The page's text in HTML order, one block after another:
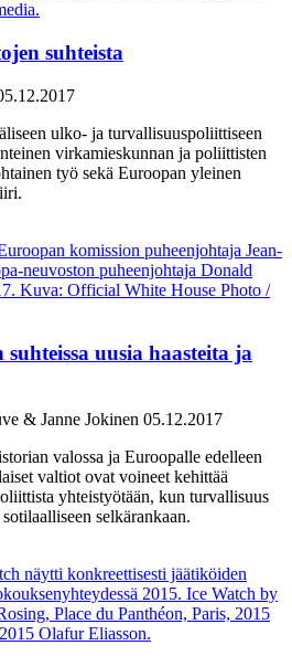
suhteista
ulko- ja turvallisuuspoliittiseen
virkamieskunnan ja poliittisten
työ sekä Euroopan yleinen
uusia haasteita ja
& Janne Jokinen 05.12.2017
valossa ja Euroopalle edelleen
valtiot ovat voineet kehittää
yhteistyötään, kun turvallisuus
selkärankaan.